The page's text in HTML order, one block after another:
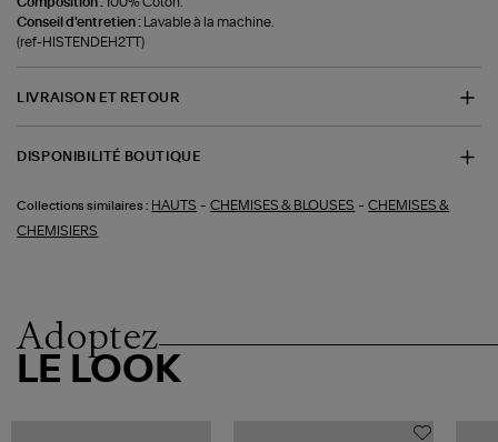
Conseil d'entretien :
Lavable à la machine.
(ref-HISTENDEH2TT)
LIVRAISON ET RETOUR
DISPONIBILITÉ BOUTIQUE
Collections similaires : HAUTS -CHEMISES & BLOUSES -CHEMISES &
CHEMISIERS
Adoptez
LE LOOK